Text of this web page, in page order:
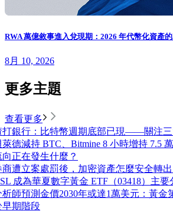
RWA 萬億敘事進入兌現期：2026 年代幣化資產
8月 10, 2026
更多主題
查看更多
打銀行：比特幣週期底部已現——關注三
萊德減持 BTC、Bitmine 8 小時增持 7.5
向正在發生什麼？
商遭立案處罰後，加密資產怎麼安全轉出
成為華夏數字黃金 ETF（03418）主要
析師預測金價2030年或達1萬美元：黃金
早期階段